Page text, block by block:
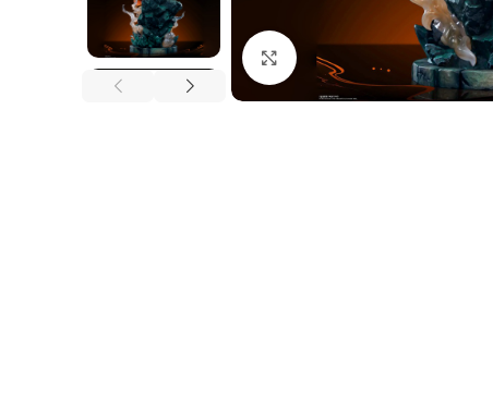
Nhấp để phóng to